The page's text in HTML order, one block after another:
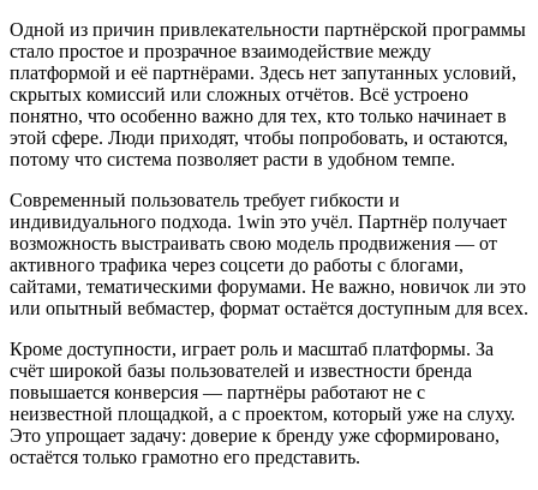
Одной из причин привлекательности партнёрской программы
стало простое и прозрачное взаимодействие между
платформой и её партнёрами. Здесь нет запутанных условий,
скрытых комиссий или сложных отчётов. Всё устроено
понятно, что особенно важно для тех, кто только начинает в
этой сфере. Люди приходят, чтобы попробовать, и остаются,
потому что система позволяет расти в удобном темпе.
Современный пользователь требует гибкости и
индивидуального подхода. 1win это учёл. Партнёр получает
возможность выстраивать свою модель продвижения — от
активного трафика через соцсети до работы с блогами,
сайтами, тематическими форумами. Не важно, новичок ли это
или опытный вебмастер, формат остаётся доступным для всех.
Кроме доступности, играет роль и масштаб платформы. За
счёт широкой базы пользователей и известности бренда
повышается конверсия — партнёры работают не с
неизвестной площадкой, а с проектом, который уже на слуху.
Это упрощает задачу: доверие к бренду уже сформировано,
остаётся только грамотно его представить.